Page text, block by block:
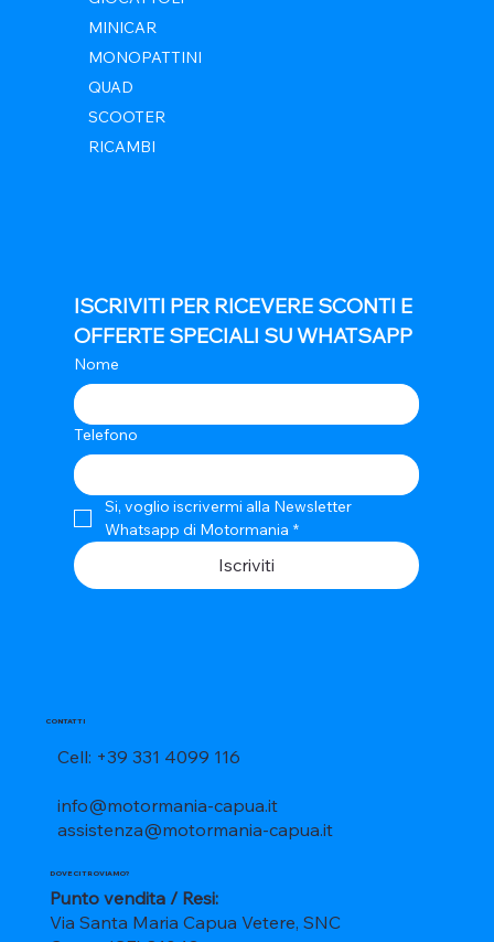
MINICAR
MONOPATTINI
QUAD
SCOOTER
RICAMBI
CONTATTI
Cell: +39 331 4099 116
info@motormania-capua.it
assistenza@motormania-capua.it
DOVE CI TROVIAMO?
Punto vendita / Resi:
Via Santa Maria Capua Vetere, SNC
ISCRIVITI PER RICEVERE SCONTI E
OFFERTE SPECIALI SU WHATSAPP
Nome
Telefono
Si, voglio iscrivermi alla Newsletter
Whatsapp di Motormania *
Iscriviti